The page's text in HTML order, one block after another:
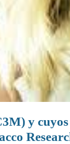
y cuyos